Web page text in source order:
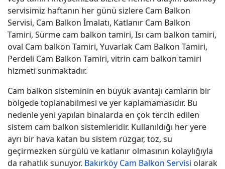
servisimiz haftanın her günü sizlere Cam Balkon
Servisi, Cam Balkon İmalatı, Katlanır Cam Balkon
Tamiri, Sürme cam balkon tamiri, Isı cam balkon tamiri,
oval Cam balkon Tamiri, Yuvarlak Cam Balkon Tamiri,
Perdeli Cam Balkon Tamiri, vitrin cam balkon tamiri
hizmeti sunmaktadır.
Cam balkon sisteminin en büyük avantajı camların bir
bölgede toplanabilmesi ve yer kaplamamasıdır. Bu
nedenle yeni yapılan binalarda en çok tercih edilen
sistem cam balkon sistemleridir. Kullanıldığı her yere
ayrı bir hava katan bu sistem rüzgar, toz, su
geçirmezken sürgülü ve katlanır olmasının kolaylığıyla
da rahatlık sunuyor. Bakırköy Cam Balkon Servisi olarak